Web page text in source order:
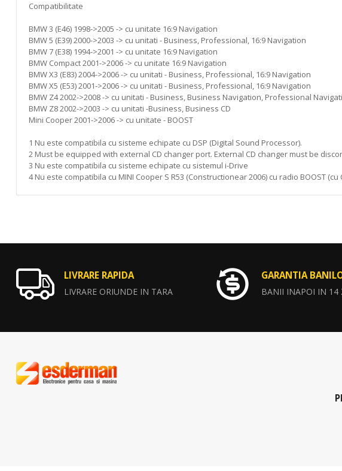
Compatibilitate
BMW 3 (E46) 1998->2005 -> cu unitate 16:9 Navigation
BMW 5 (E39) 2000->2003 -> cu unitati - Business, Professional, 16:9 Navigation
BMW 7 (E38) 1994->2001 -> cu unitate 16:9 Navigation
BMW Compact 2001->2006 -> cu unitate 16:9 Navigation
BMW X3 (E83) 2004->2006 -> cu unitati - Business, Professional, 16:9 Navigation
BMW X5 (E53) 2001->2006 -> cu unitati - Business, Professional, 16:9 Navigation
BMW Z4 2002->2008 -> cu unitati - Business, Business Navigation, Professional
BMW Z8 2002->2003 -> cu unitati -Business, Business CD
Mini Cooper 2001->2006 -> cu unitate - BOOST
1 Nu este compatibila cu sisteme echipate cu DSP (Digital Sound Processor).
2 Must be equipped with external CD changer port. External CD changer must be
3 Nu este compatibila cu sisteme echipate cu sistemul i-Drive
4 Nu este compatibila cu MINI Cooper S R53 (Constructionear 2006) cu radio BOOST (cu
LIVRARE RAPIDA
LIVRARE ORIUNDE IN TARA
GARANTIA
BANII INAPOI IN 14